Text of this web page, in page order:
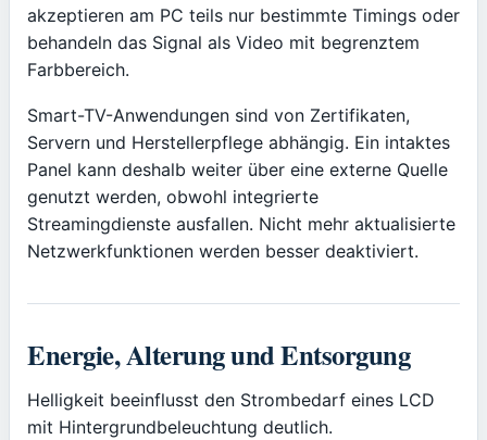
akzeptieren am PC teils nur bestimmte Timings oder
behandeln das Signal als Video mit begrenztem
Farbbereich.
Smart-TV-Anwendungen sind von Zertifikaten,
Servern und Herstellerpflege abhängig. Ein intaktes
Panel kann deshalb weiter über eine externe Quelle
genutzt werden, obwohl integrierte
Streamingdienste ausfallen. Nicht mehr aktualisierte
Netzwerkfunktionen werden besser deaktiviert.
Energie, Alterung und Entsorgung
Helligkeit beeinflusst den Strombedarf eines LCD
mit Hintergrundbeleuchtung deutlich.